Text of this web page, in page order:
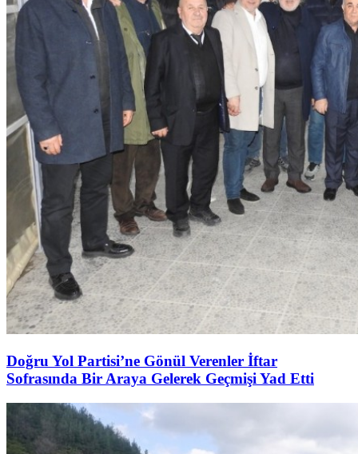
Doğru Yol Partisi’ne Gönül Verenler İftar
Sofrasında Bir Araya Gelerek Geçmişi Yad Etti